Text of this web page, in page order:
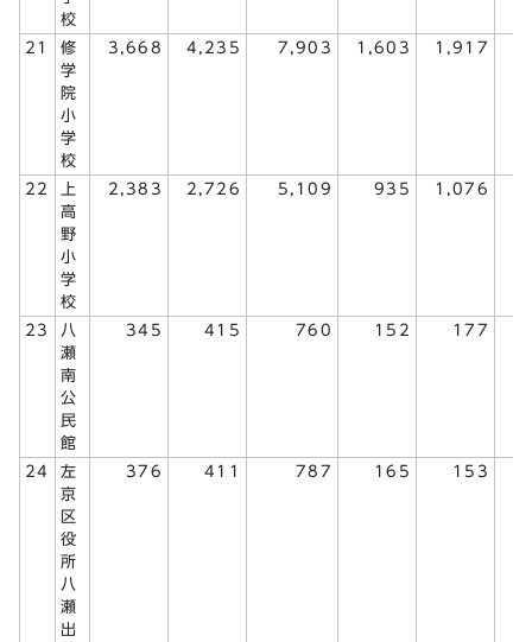
校
21
修
学
院
小
学
校
3,668 4,235 7,903 1,603 1,917
22
上
高
野
小
学
校
2,383 2,726 5,109 935 1,076
23
八
瀬
南
公
民
館
345 415 760 152 177
24
左
京
区
役
所
八
瀬
出
376 411 787 165 153